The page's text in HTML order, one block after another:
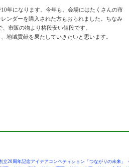
年になります。今年も、会場にはたくさんの市
ンダーを購入された方もおられました。ちなみ
市販の物より格段安い値段です。
地域貢献を果たしていきたいと思います。
立20周年記念アイデアコンペティション「つながりの未来」 ・